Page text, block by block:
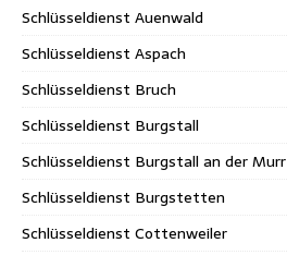
Schlüsseldienst Auenwald
Schlüsseldienst Aspach
Schlüsseldienst Bruch
Schlüsseldienst Burgstall
Schlüsseldienst Burgstall an der Murr
Schlüsseldienst Burgstetten
Schlüsseldienst Cottenweiler